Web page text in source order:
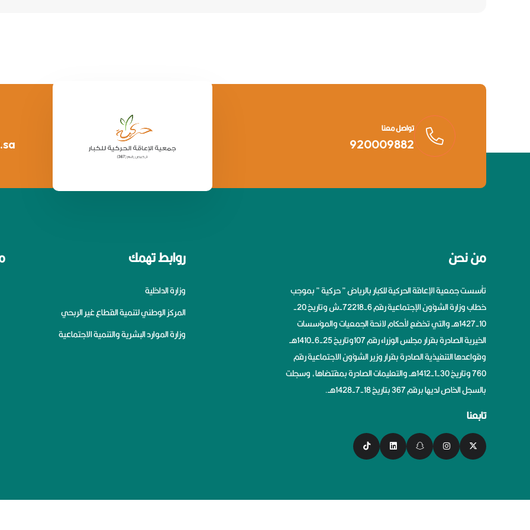
تواصل معنا
920009882
من نحن
تأسست جمعية الإعاقة الحركية للكبار بالرياض ” حركية ” بموجب
خطاب وزارة الشؤون الإجتماعية رقم 6-72218-ش وتاريخ 20-
10-1427هــ والتي تخضع لأحكام لائحة الجمعيات والمؤسسات
الخيرية الصادرة بقرار مجلس الوزراء رقم 107وتاريخ 25-6-1410هــ
وقواعدها التنفيذية الصادرة بقرار وزير الشؤون الاجتماعية رقم
760 وتاريخ 30-1-1412هــ والتعليمات الصادرة بمقتضاها، وسجلت
بالسجل الخاص لديها برقم 367 بتاريخ 18-7-1428هــ.
تابعنا
روابط تهمك
وزارة الداخلية
المركز الوطني لتنمية القطاع غير الربحي
وزارة الموارد البشرية والتنمية الاجتماعية